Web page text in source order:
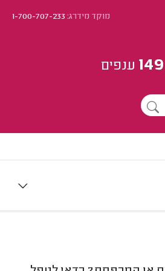
מוקד מידרג:1-700-707-233
149 ענפים